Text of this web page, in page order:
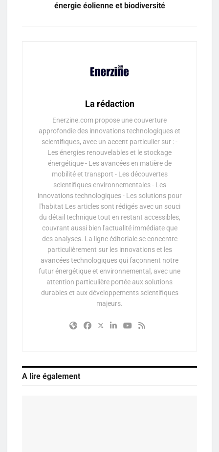
énergie éolienne et biodiversité
La rédaction
Enerzine.com propose une couverture
approfondie des innovations technologiques et
scientifiques, avec un accent particulier sur : -
Les énergies renouvelables et le stockage
énergétique - Les avancées en matière de
mobilité et transport - Les découvertes
scientifiques environnementales - Les
innovations technologiques - Les solutions pour
l'habitat Les articles sont rédigés avec un souci
du détail technique tout en restant accessibles,
couvrant aussi bien l'actualité immédiate que
des analyses. La ligne éditoriale se concentre
particulièrement sur les innovations et les
avancées technologiques qui façonnent notre
futur énergétique et environnemental, avec une
attention particulière portée aux solutions
durables et aux développements scientifiques
majeurs.
A lire également